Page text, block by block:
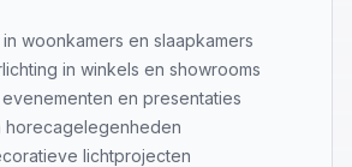
woonkamers en slaapkamers
in winkels en showrooms
en presentaties
horecagelegenheden
lichtprojecten